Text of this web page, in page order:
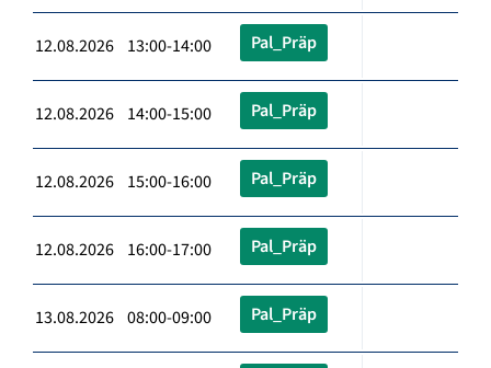
12.08.2026 13:00-14:00 Pal_Präp
12.08.2026 14:00-15:00 Pal_Präp
12.08.2026 15:00-16:00 Pal_Präp
12.08.2026 16:00-17:00 Pal_Präp
13.08.2026 08:00-09:00 Pal_Präp